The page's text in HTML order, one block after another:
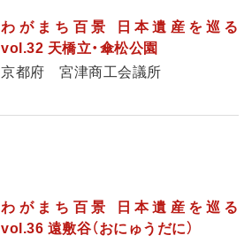
わがまち百景 日本遺産を巡る
vol.32 天橋立・傘松公園
京都府 宮津商工会議所
わがまち百景 日本遺産を巡る
vol.36 遠敷谷（おにゅうだに）